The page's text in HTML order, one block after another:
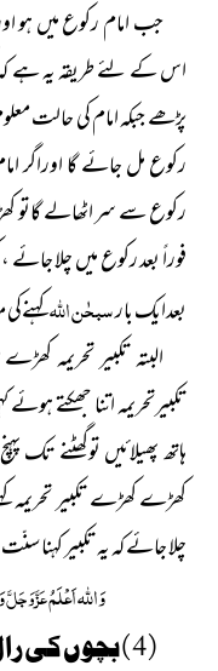
جب امام رکوع میں ہو
اس کے لئے طریقہ یہ ہے
پڑھے جبکہ امام کی حالت
رکوع مل جائے گا اوراگر
رکوع سے سر اٹھالے گاتو
فوراً بعد رکوع میں چلا
بعدایک بارسبحٰن اللہ
البتہ تکبیر تحریمہ
تکبیرتحریمہ اتنا جھکتے
ہاتھ پھیلائیں توگھٹنے تک
کھڑے کھڑے تکبیر تحریمہ
چلا جائے کہ یہ تکبیر کہنا
وَاللہ اَعْلَمُعَزَّوَجَلَّ
( 4 ) بچوں کی رال کپڑوں پر لگ جائے تو۔۔۔